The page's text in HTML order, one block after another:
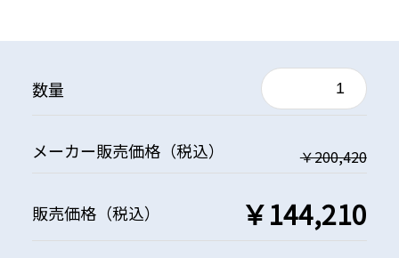
数量
メーカー販売価格（税込） ￥200,420
販売価格（税込） ￥144,210